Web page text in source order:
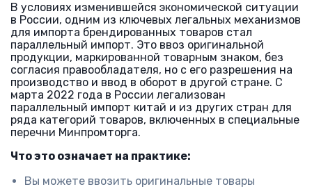
В условиях изменившейся экономической ситуации
в России, одним из ключевых легальных механизмов
для импорта брендированных товаров стал
параллельный импорт. Это ввоз оригинальной
продукции, маркированной товарным знаком, без
согласия правообладателя, но с его разрешения на
производство и ввод в оборот в другой стране. С
марта 2022 года в России легализован
параллельный импорт китай и из других стран для
ряда категорий товаров, включенных в специальные
перечни Минпромторга.
Что это означает на практике:
Вы можете ввозить оригинальные товары